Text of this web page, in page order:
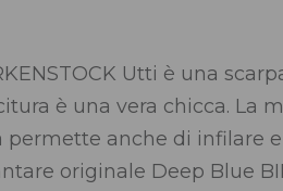
Utti è una
è una vera chicca. La
permette anche di infilare
originale Deep Blue